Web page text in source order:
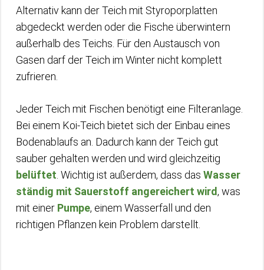
Alternativ kann der Teich mit Styroporplatten
abgedeckt werden oder die Fische überwintern
außerhalb des Teichs. Für den Austausch von
Gasen darf der Teich im Winter nicht komplett
zufrieren.
Jeder Teich mit Fischen benötigt eine Filteranlage.
Bei einem Koi-Teich bietet sich der Einbau eines
Bodenablaufs an. Dadurch kann der Teich gut
sauber gehalten werden und wird gleichzeitig
belüftet. Wichtig ist außerdem, dass das Wasser
ständig mit Sauerstoff angereichert wird, was
mit einer Pumpe, einem Wasserfall und den
richtigen Pflanzen kein Problem darstellt.